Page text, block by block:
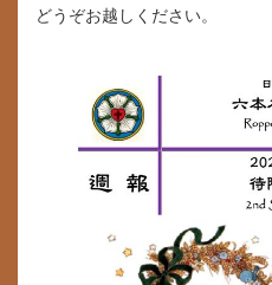
どうぞお越しください。